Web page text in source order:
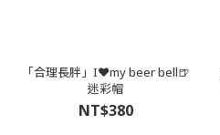
「合理長胖」I❤my beer bell🍺
迷彩帽
NT$380